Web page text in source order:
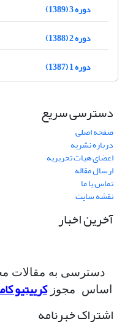
دوره 3 (1389)
دوره 2 (1388)
دوره 1 (1387)
دسترسی سریع
صفحه اصلی
درباره نشریه
اعضای هیات تحریریه
ارسال مقاله
تماس با ما
نقشه سایت
آخرین اخبار
دسترسی به مقالات
اساس مجوزکرییتیو
اشتراک خبرنامه